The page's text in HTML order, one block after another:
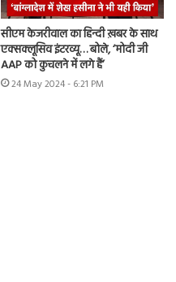
सीएम केजरीवाल का हिन्दी ख़बर के साथ
एक्सक्लूसिव इंटरव्यू… बोले, ‘मोदी जी
AAP को कुचलने में लगे हैं’
24 May 2024 - 6:21 PM